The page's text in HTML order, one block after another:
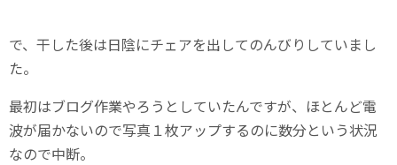
で、干した後は日陰にチェアを出してのんびりしていまし
た。
最初はブログ作業やろうとしていたんですが、ほとんど電
波が届かないので写真１枚アップするのに数分という状況
なので中断。